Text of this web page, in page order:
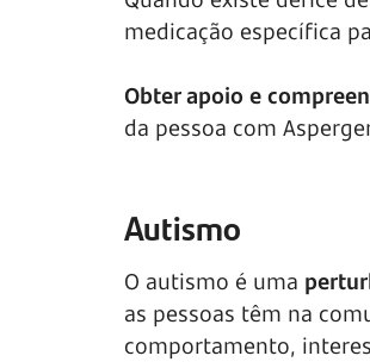
medicação específica
Obter apoio e
da pessoa com
Autismo
O autismo é uma
as pessoas têm na
comportamento,